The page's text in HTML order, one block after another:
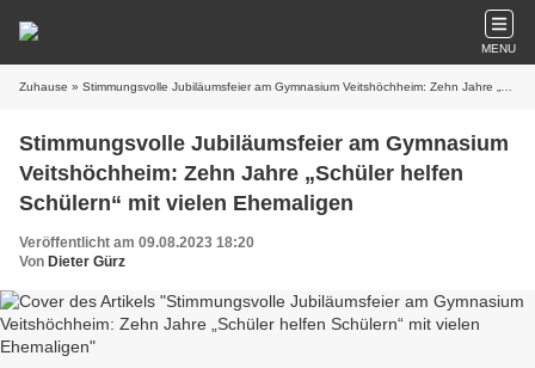
MENU
Zuhause » Stimmungsvolle Jubiläumsfeier am Gymnasium Veitshöchheim: Zehn Jahre „Schüler helfen Schülern“ mit vielen Ehemaligen
Stimmungsvolle Jubiläumsfeier am Gymnasium
Veitshöchheim: Zehn Jahre „Schüler helfen
Schülern“ mit vielen Ehemaligen
Veröffentlicht am 09.08.2023 18:20
Von Dieter Gürz